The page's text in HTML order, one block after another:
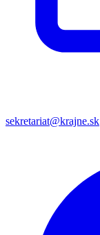
sekretariat@krajne.sk